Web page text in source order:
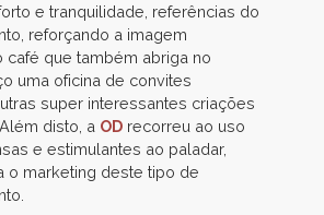
e tranquilidade, referências do
reforçando a imagem
café que também abriga no
uma oficina de convites
super interessantes criações
disto, a OD recorreu ao uso
e estimulantes ao paladar,
o marketing deste tipo de